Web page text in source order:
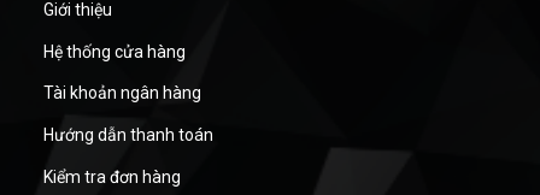
Giới thiệu
Hệ thống cửa hàng
Tài khoản ngân hàng
Hướng dẫn thanh toán
Kiểm tra đơn hàng